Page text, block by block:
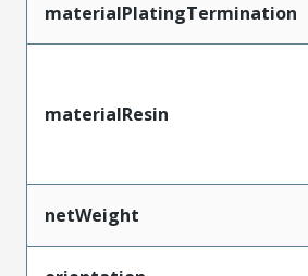
materialPlatingTermination
materialResin
netWeight